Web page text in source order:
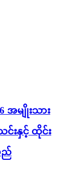
အမျိုးသား
းနှင့် ထိုင်း
ည်